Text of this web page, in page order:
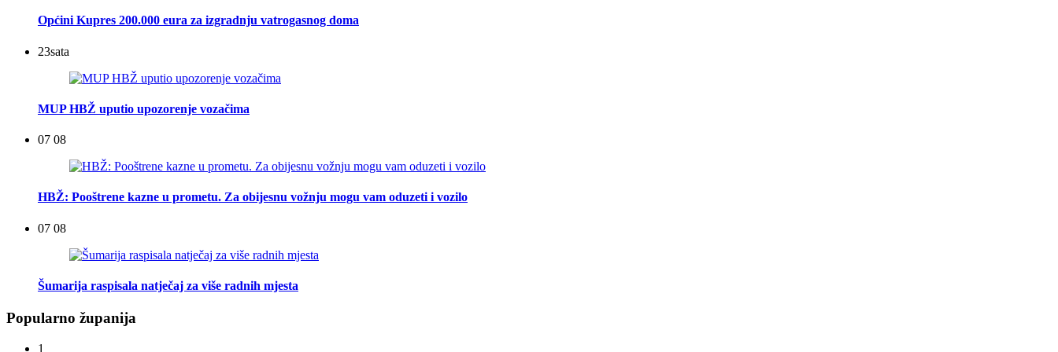
Općini Kupres 200.000 eura za izgradnju vatrogasnog doma
23sata
MUP HBŽ uputio upozorenje vozačima
07 08
HBŽ: Pooštrene kazne u prometu. Za obijesnu vožnju mogu vam oduzeti i vozilo
07 08
Šumarija raspisala natječaj za više radnih mjesta
Popularno županija
1